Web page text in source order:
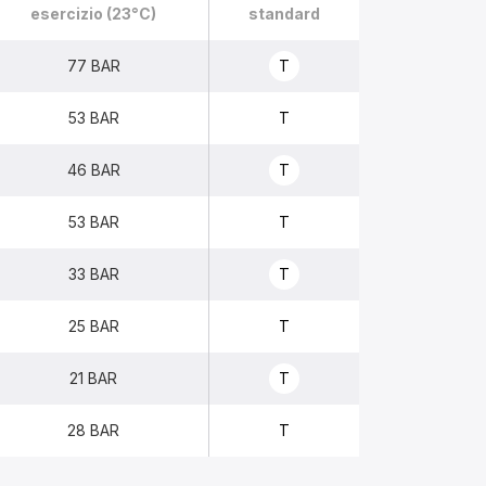
esercizio (23°C) standard
77 BAR T
53 BAR T
46 BAR T
53 BAR T
33 BAR T
25 BAR T
21 BAR T
28 BAR T